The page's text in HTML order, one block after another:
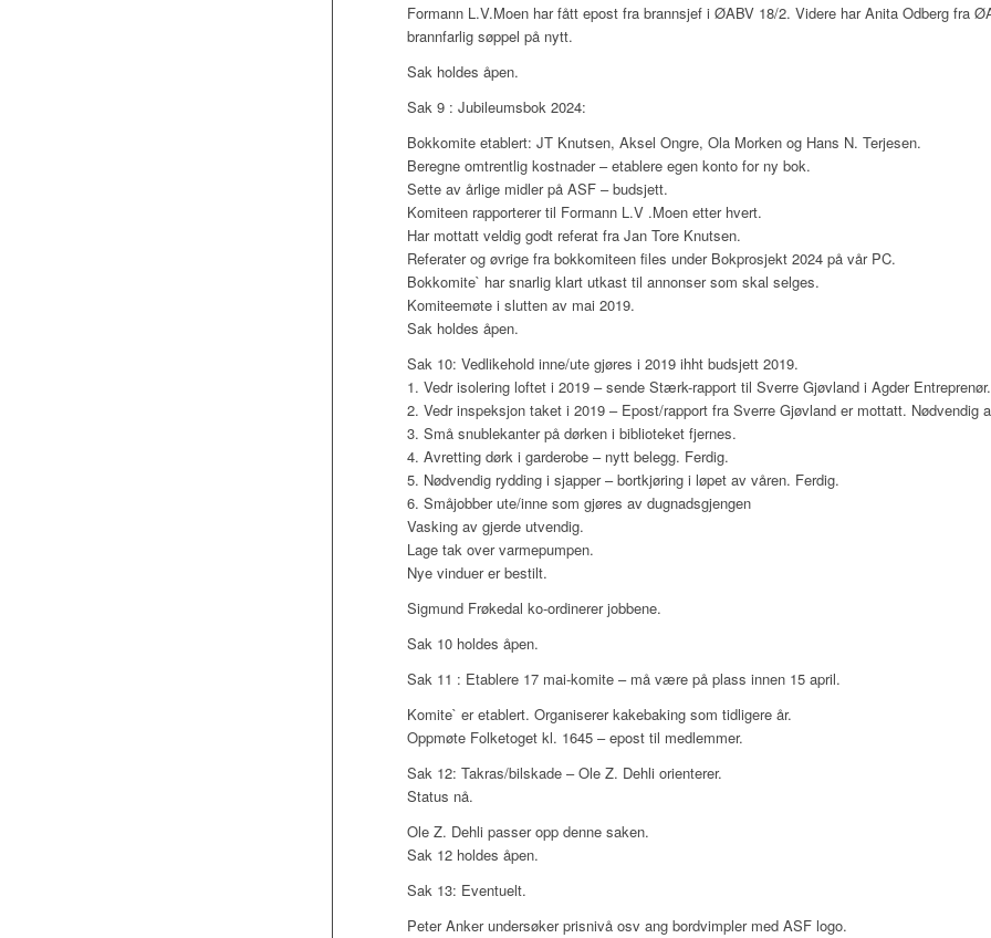
Formann L.V.Moen har fått epost fra brannsjef i ØABV 18/2. Videre har Anita Odberg fra
brannfarlig søppel på nytt.
Sak holdes åpen.
Sak 9 : Jubileumsbok 2024:
Bokkomite etablert: JT Knutsen, Aksel Ongre, Ola Morken og Hans N. Terjesen.
Beregne omtrentlig kostnader – etablere egen konto for ny bok.
Sette av årlige midler på ASF – budsjett.
Komiteen rapporterer til Formann L.V .Moen etter hvert.
Har mottatt veldig godt referat fra Jan Tore Knutsen.
Referater og øvrige fra bokkomiteen files under Bokprosjekt 2024 på vår PC.
Bokkomite` har snarlig klart utkast til annonser som skal selges.
Komiteemøte i slutten av mai 2019.
Sak holdes åpen.
Sak 10: Vedlikehold inne/ute gjøres i 2019 ihht budsjett 2019.
1. Vedr isolering loftet i 2019 – sende Stærk-rapport til Sverre Gjøvland i Agder
2. Vedr inspeksjon taket i 2019 – Epost/rapport fra Sverre Gjøvland er mottatt. Nødvendig
3. Små snublekanter på dørken i biblioteket fjernes.
4. Avretting dørk i garderobe – nytt belegg. Ferdig.
5. Nødvendig rydding i sjapper – bortkjøring i løpet av våren. Ferdig.
6. Småjobber ute/inne som gjøres av dugnadsgjengen
Vasking av gjerde utvendig.
Lage tak over varmepumpen.
Nye vinduer er bestilt.
Sigmund Frøkedal ko-ordinerer jobbene.
Sak 10 holdes åpen.
Sak 11 : Etablere 17 mai-komite – må være på plass innen 15 april.
Komite` er etablert. Organiserer kakebaking som tidligere år.
Oppmøte Folketoget kl. 1645 – epost til medlemmer.
Sak 12: Takras/bilskade – Ole Z. Dehli orienterer.
Status nå.
Ole Z. Dehli passer opp denne saken.
Sak 12 holdes åpen.
Sak 13: Eventuelt.
Peter Anker undersøker prisnivå osv ang bordvimpler med ASF logo.